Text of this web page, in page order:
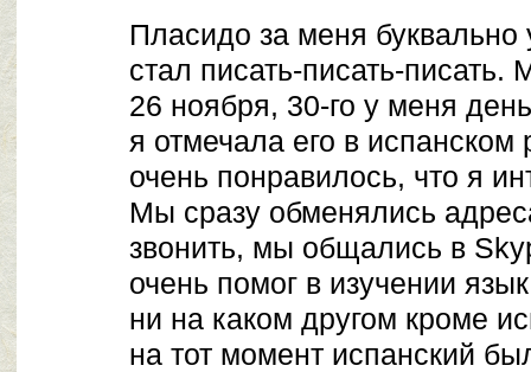
Пласидо за меня буквально
стал писать-писать-
26 ноября, 30-го у меня
я отмечала его в
очень понравилось, что я
Мы сразу обменялись
звонить, мы общались в
очень помог в изучении
ни на каком другом кроме
на тот момент испанский